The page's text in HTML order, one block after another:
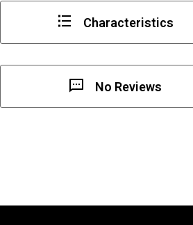
Characteristics
No Reviews